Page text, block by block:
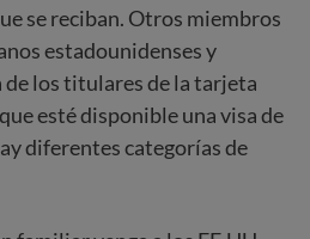
se reciban. Otros miembros
estadounidenses y
los titulares de la tarjeta
esté disponible una visa de
diferentes categorías de